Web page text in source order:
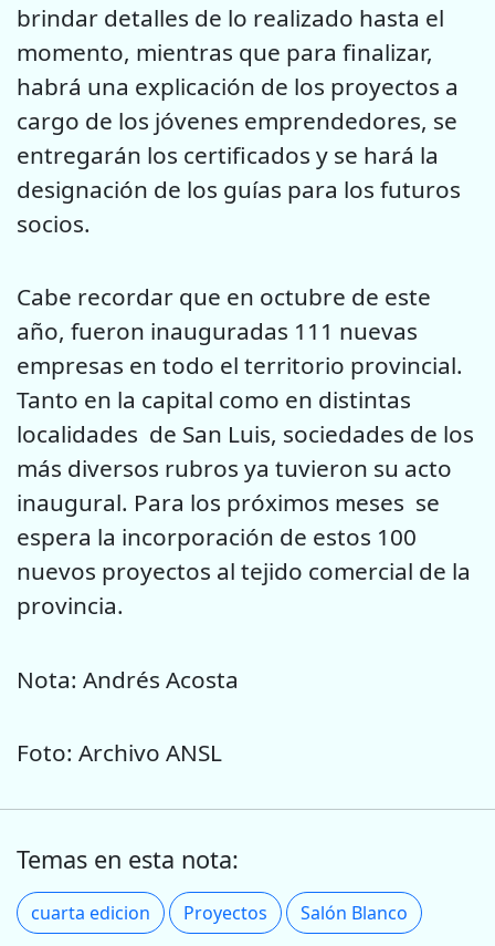
brindar detalles de lo realizado hasta el
momento, mientras que para finalizar,
habrá una explicación de los proyectos a
cargo de los jóvenes emprendedores, se
entregarán los certificados y se hará la
designación de los guías para los futuros
socios.
Cabe recordar que en octubre de este
año, fueron inauguradas 111 nuevas
empresas en todo el territorio provincial.
Tanto en la capital como en distintas
localidades de San Luis, sociedades de los
más diversos rubros ya tuvieron su acto
inaugural. Para los próximos meses se
espera la incorporación de estos 100
nuevos proyectos al tejido comercial de la
provincia.
Nota: Andrés Acosta
Foto: Archivo ANSL
Temas en esta nota:
cuarta edicion Proyectos Salón Blanco